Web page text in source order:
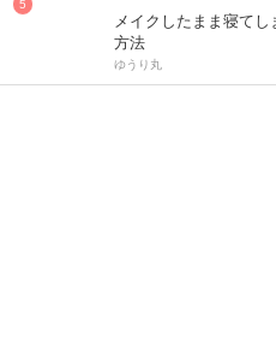
メイクしたまま寝て
方法
ゆうり丸